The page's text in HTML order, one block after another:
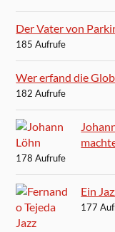
Der Vater von
185 Aufrufe
Wer erfand die
182 Aufrufe
178 Aufrufe
Ein
177